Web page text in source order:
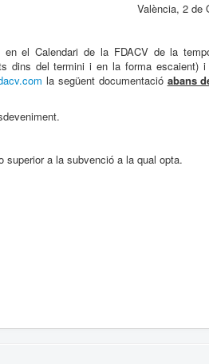
València, 2 de
el Calendari de la FDACV de la
dins del termini i en la forma escaient)
la següent documentació abans
superior a la subvenció a la qual opta.